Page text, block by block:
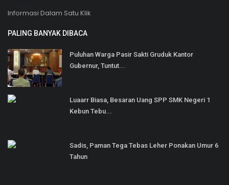
Informasi Dalam Satu Klik
PALING BANYAK DIBACA
Puluhan Warga Pasir Sakti Gruduk Kantor
Gubernur, Tuntut...
Luaarr Biasa, Besaran Uang SPP SMK Negeri 1
Kebun Tebu...
Sadis, Paman Tega Tebas Leher Ponakan Umur 6
Tahun